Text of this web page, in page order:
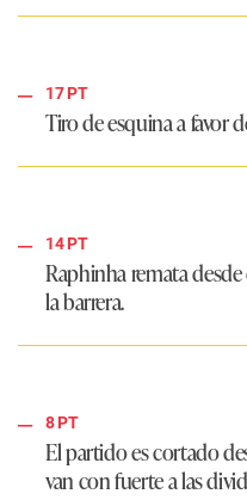
17 PT
Tiro de esquina a favor
14 PT
Raphinha remata
la barrera.
8 PT
El partido es cortado
van con fuerte a las